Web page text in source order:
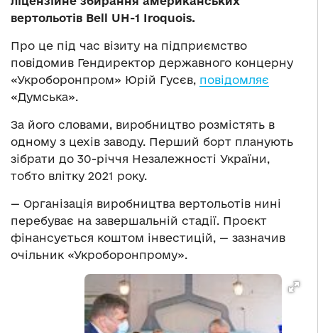
вертольотів Bell UH-1 Iroquois.
Про це під час візиту на підприємство
повідомив Гендиректор державного концерну
«Укроборонпром» Юрій Гусєв, повідомляє
«Думська».
За його словами, виробництво розмістять в
одному з цехів заводу. Перший борт планують
зібрати до 30-річчя Незалежності України,
тобто влітку 2021 року.
— Організація виробництва вертольотів нині
перебуває на завершальній стадії. Проєкт
фінансується коштом інвестицій, — зазначив
очільник «Укроборонпрому».